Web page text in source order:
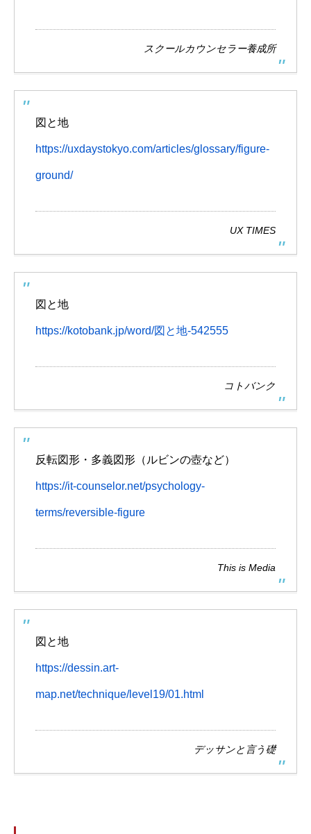
スクールカウンセラー養成所
図と地
https://uxdaystokyo.com/articles/glossary/figure-
ground/
UX TIMES
図と地
https://kotobank.jp/word/図と地-542555
コトバンク
反転図形・多義図形（ルビンの壺など）
https://it-counselor.net/psychology-
terms/reversible-figure
This is Media
図と地
https://dessin.art-
map.net/technique/level19/01.html
デッサンと言う礎